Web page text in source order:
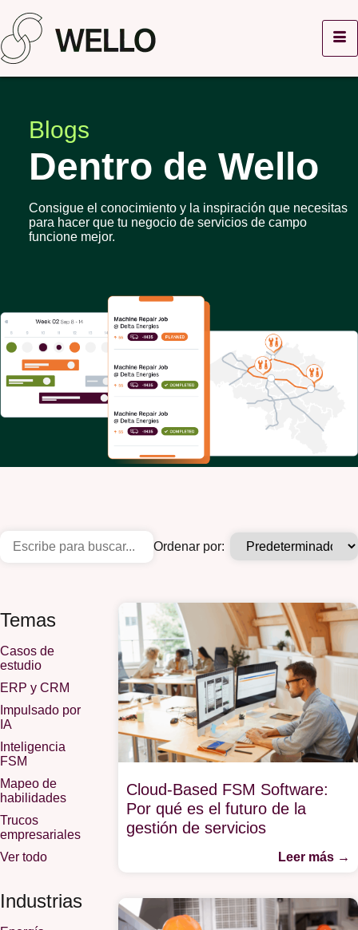
Blogs
Dentro de Wello
Consigue el conocimiento y la inspiración que necesitas
para hacer que tu negocio de servicios de campo
funcione mejor.
Ordenar por:
Temas
Casos de
estudio
ERP y CRM
Impulsado por
IA
Inteligencia
FSM
Mapeo de
habilidades
Trucos
empresariales
Ver todo
Industrias
Cloud-Based FSM Software:
Por qué es el futuro de la
gestión de servicios
Leer más →